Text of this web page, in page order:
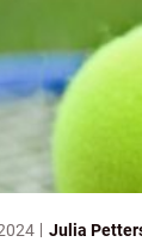
Julia